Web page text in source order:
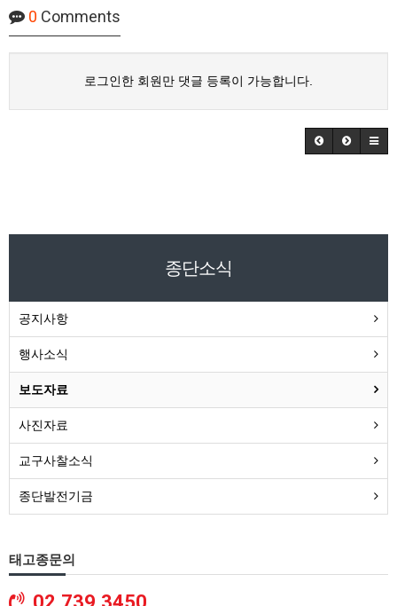
0 Comments
로그인한 회원만 댓글 등록이 가능합니다.
종단소식
공지사항
행사소식
보도자료
사진자료
교구사찰소식
종단발전기금
태고종문의